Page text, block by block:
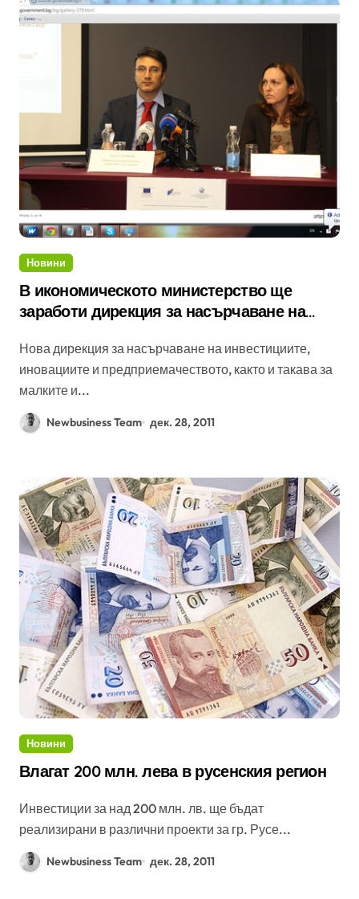
Новини
В икономическото министерство ще
заработи дирекция за насърчаване на
Нова дирекция за насърчаване на инвестициите,
иновациите и предприемачеството, както и такава за
малките и...
Newbusiness Team дек. 28, 2011
Новини
Влагат 200 млн. лева в русенския регион
Инвестиции за над 200 млн. лв. ще бъдат
реализирани в различни проекти за гр. Русе...
Newbusiness Team дек. 28, 2011